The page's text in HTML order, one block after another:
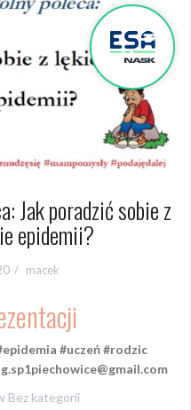
Jak poradzić sobie z
epidemii?
macek
#uczeń #rodzic
Bez kategorii